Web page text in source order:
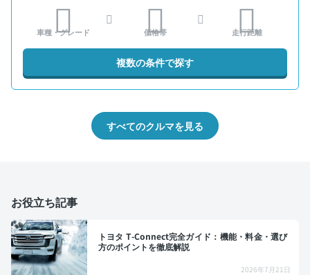
車種・グレード 価格帯 走行距離
複数の条件で探す
すべてのクルマを見る
お役立ち記事
トヨタ T-Connect完全ガイド：機能・料金・選び
方のポイントを徹底解説
2026年7月21日